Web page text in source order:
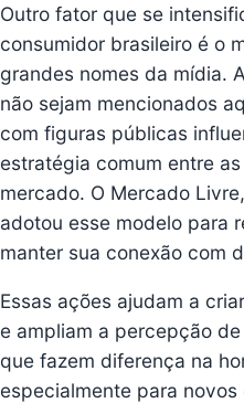
Outro fator que se
consumidor brasileiro é o
grandes nomes da mídia.
não sejam mencionados
com figuras públicas
estratégia comum entre
mercado. O Mercado
adotou esse modelo para
manter sua conexão com
Essas ações ajudam a
e ampliam a percepção
que fazem diferença na
especialmente para